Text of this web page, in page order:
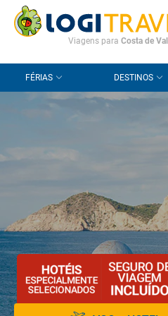
CONTACTO PERGUNTAS
Viagens para Costa de
FÉRIAS DESTINOS